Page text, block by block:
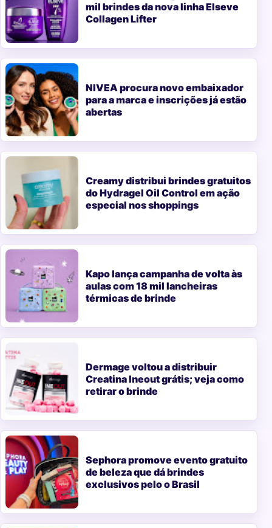
mil brindes da nova linha Elseve
Collagen Lifter
NIVEA procura novo embaixador
para a marca e inscrições já estão
abertas
Creamy distribui brindes gratuitos
do Hydragel Oil Control em ação
especial nos shoppings
Kapo lança campanha de volta às
aulas com 18 mil lancheiras
térmicas de brinde
Dermage voltou a distribuir
Creatina Ineout grátis; veja como
retirar o brinde
Sephora promove evento gratuito
de beleza que dá brindes
exclusivos pelo o Brasil